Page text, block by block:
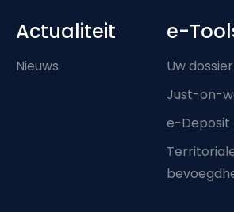
Actualiteit
Nieuws
e-
Uw dossier
Just-on-
e-Deposit